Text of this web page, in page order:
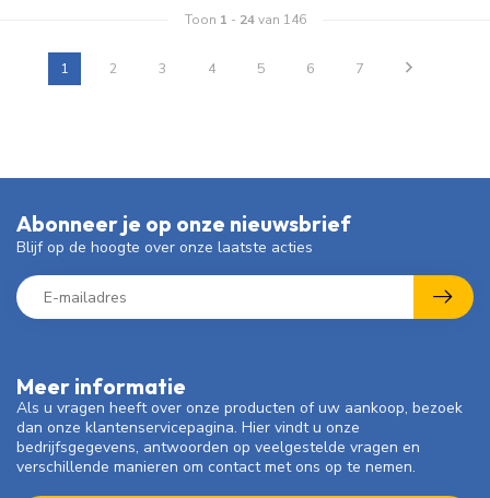
Toon 1 - 24van 146
1 2 3 4 5 6 7
Meer informatie
Als u vragen heeft over onze producten of uw aankoop, bezoek
dan onze klantenservicepagina. Hier vindt u onze
bedrijfsgegevens, antwoorden op veelgestelde vragen en
verschillende manieren om contact met ons op te nemen.
Abonneer je op onze nieuwsbrief
Blijf op de hoogte over onze laatste acties